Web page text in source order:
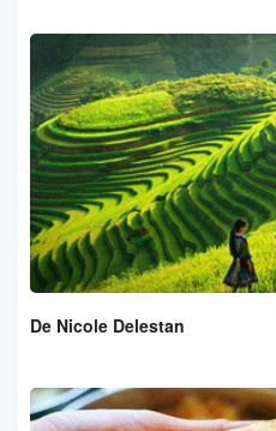
De Nicole Delestan